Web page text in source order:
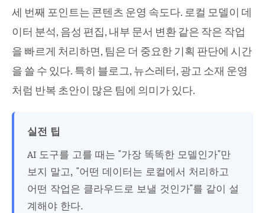
세 번째 포인트는 콘텐츠 운영 속도다. 로컬 모델이 데
이터 분석, 음성 편집, 내부 문서 변환 같은 작은 작업
을 빠르게 처리하면, 팀은 더 중요한 기획 판단에 시간
을 쓸 수 있다. 특히 블로그, 뉴스레터, 광고 소재 운영
처럼 반복 초안이 많은 팀에 의미가 있다.
실전 팁
AI 도구를 고를 때는 "가장 똑똑한 모델인가"만
보지 말고, "어떤 데이터는 로컬에서 처리하고
어떤 작업은 클라우드로 보낼 것인가"를 같이 설
계해야 한다.